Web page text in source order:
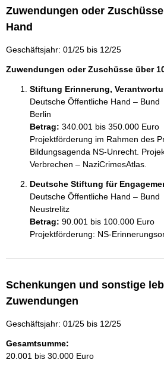
Zuwendungen oder
Hand
Geschäftsjahr: 01/25 bis 12/25
Zuwendungen oder Zuschüsse über
Stiftung Erinnerung,
Deutsche Öffentliche Hand – Bund
Berlin
Betrag: 340.001 bis 350.000 Euro
Projektförderung im Rahmen des
Bildungsagenda NS-Unrecht.
Verbrechen – NaziCrimesAtlas.
Deutsche Stiftung für
Deutsche Öffentliche Hand – Bund
Neustrelitz
Betrag: 90.001 bis 100.000 Euro
Projektförderung: NS-
Schenkungen und sonstige
Zuwendungen
Geschäftsjahr: 01/25 bis 12/25
Gesamtsumme:
20.001 bis 30.000 Euro